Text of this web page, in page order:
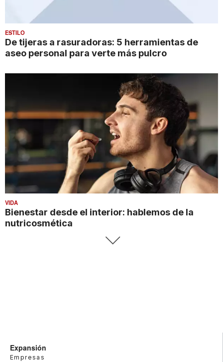
ESTILO
De tijeras a rasuradoras: 5 herramientas de
aseo personal para verte más pulcro
VIDA
Bienestar desde el interior: hablemos de la
nutricosmética
Expansión
Empresas